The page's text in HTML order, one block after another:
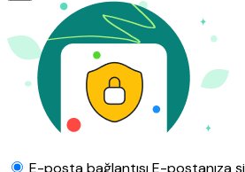
E-posta bağlantısıE-postanıza